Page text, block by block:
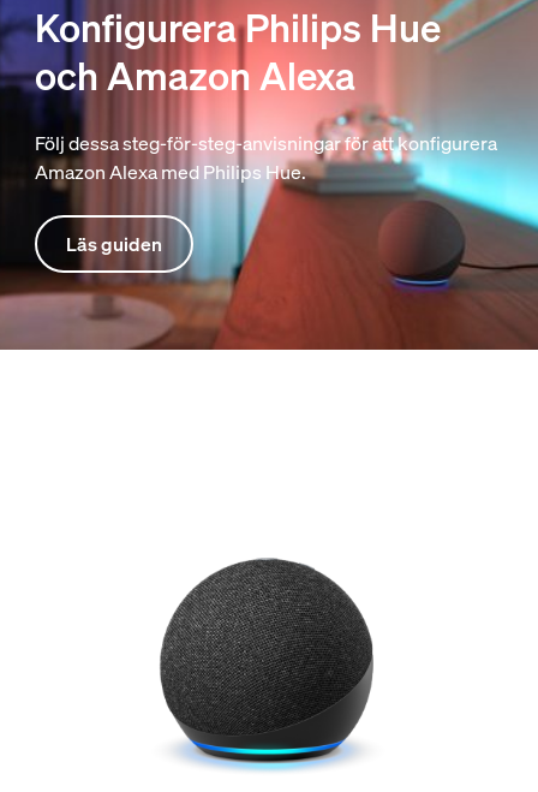
Konfigurera Philips Hue
och Amazon Alexa
Följ dessa steg-för-steg-anvisningar för att konfigurera
Amazon Alexa med Philips Hue.
Läs guiden